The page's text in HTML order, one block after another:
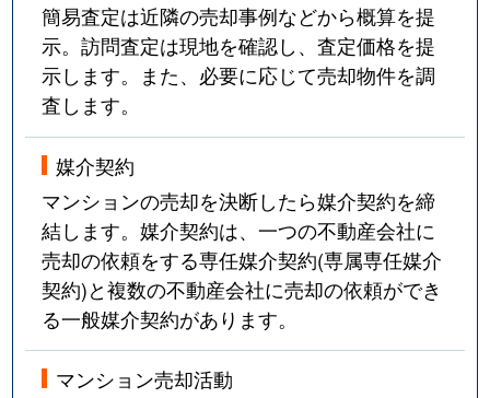
簡易査定は近隣の売却事例などから概算を提
示。訪問査定は現地を確認し、査定価格を提
示します。また、必要に応じて売却物件を調
査します。
媒介契約
マンションの売却を決断したら媒介契約を締
結します。媒介契約は、一つの不動産会社に
売却の依頼をする専任媒介契約(専属専任媒介
契約)と複数の不動産会社に売却の依頼ができ
る一般媒介契約があります。
マンション売却活動